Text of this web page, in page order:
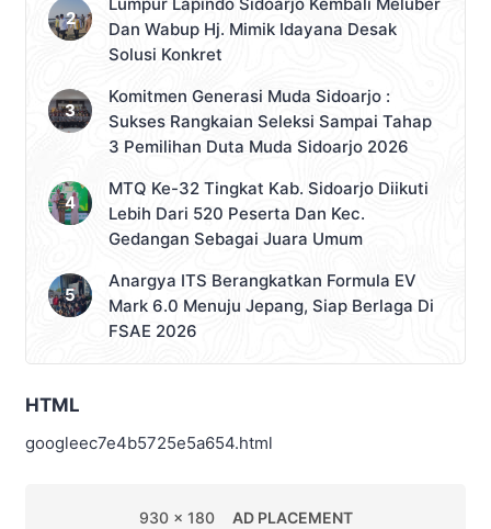
Dan Wabup Hj. Mimik Idayana Desak
Solusi Konkret
Komitmen Generasi Muda Sidoarjo :
Sukses Rangkaian Seleksi Sampai Tahap
3 Pemilihan Duta Muda Sidoarjo 2026
MTQ Ke-32 Tingkat Kab. Sidoarjo Diikuti
Lebih Dari 520 Peserta Dan Kec.
Gedangan Sebagai Juara Umum
Anargya ITS Berangkatkan Formula EV
Mark 6.0 Menuju Jepang, Siap Berlaga Di
FSAE 2026
HTML
googleec7e4b5725e5a654.html
930 x 180 AD PLACEMENT